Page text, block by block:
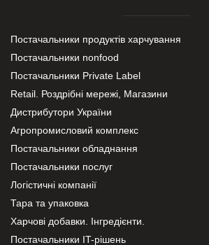
Постачальники продуктів харчування
Постачальники nonfood
Постачальники Private Label
Retail. Роздрібні мережі, Магазини
Дистрибутори України
Агропромисловий комплекс
Постачальники обладнання
Постачальники послуг
Логістичні компанії
Тара та упаковка
Харчові добавки. Інгредієнти.
Постачальники IT-рішень